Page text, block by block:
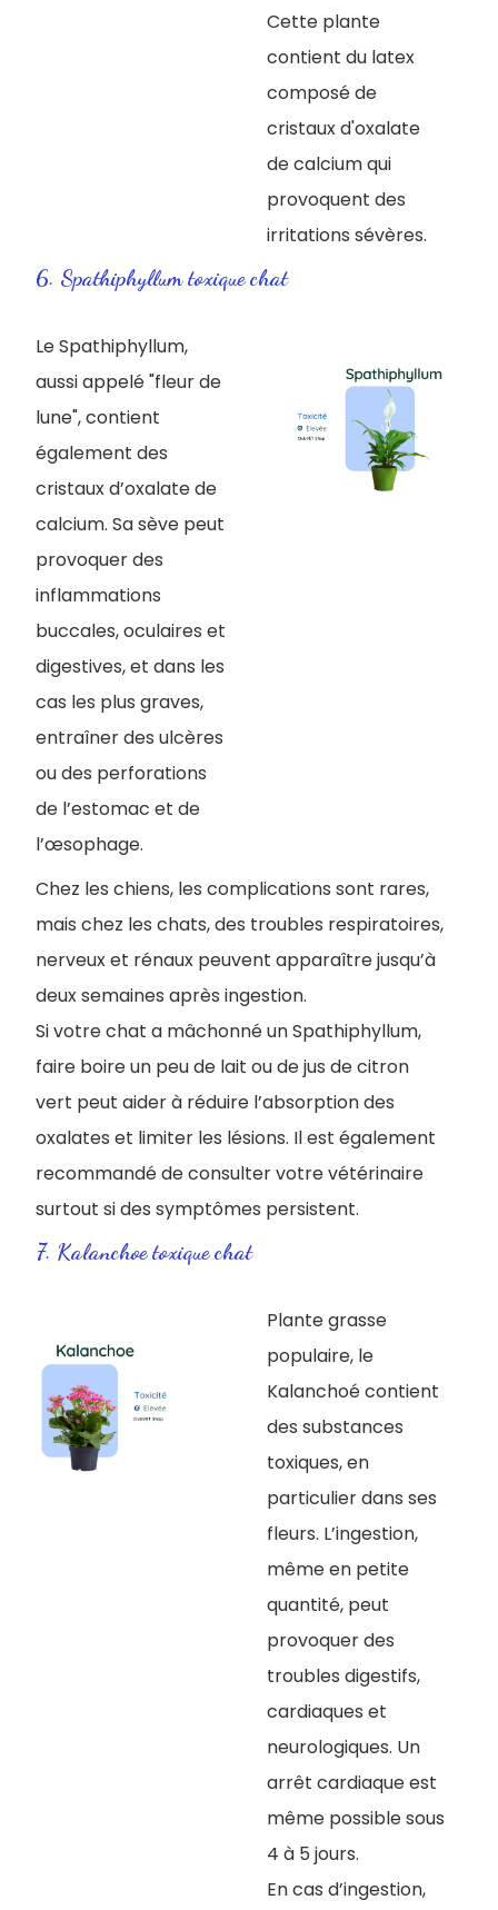
Cette plante
contient du latex
composé de
cristaux d'oxalate
de calcium qui
provoquent des
irritations sévères.
6. Spathiphyllum toxique chat
Le Spathiphyllum,
aussi appelé "fleur de
lune", contient
également des
cristaux d’oxalate de
calcium. Sa sève peut
provoquer des
inflammations
buccales, oculaires et
digestives, et dans les
cas les plus graves,
entraîner des ulcères
ou des perforations
de l’estomac et de
l’œsophage.
Chez les chiens, les complications sont rares,
mais chez les chats, des troubles respiratoires,
nerveux et rénaux peuvent apparaître jusqu’à
deux semaines après ingestion.
Si votre chat a mâchonné un Spathiphyllum,
faire boire un peu de lait ou de jus de citron
vert peut aider à réduire l’absorption des
oxalates et limiter les lésions. Il est également
recommandé de consulter votre vétérinaire
surtout si des symptômes persistent.
7. Kalanchoe toxique chat
Plante grasse
populaire, le
Kalanchoé contient
des substances
toxiques, en
particulier dans ses
fleurs. L’ingestion,
même en petite
quantité, peut
provoquer des
troubles digestifs,
cardiaques et
neurologiques. Un
arrêt cardiaque est
même possible sous
4 à 5 jours.
En cas d’ingestion,